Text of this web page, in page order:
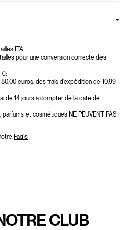
ITA.
pour une conversion correcte des
€;
euros, des frais d'expédition de 10.99
de 14 jours à compter de la date de
et cosmétiques NE PEUVENT PAS
Faq's
CLUB